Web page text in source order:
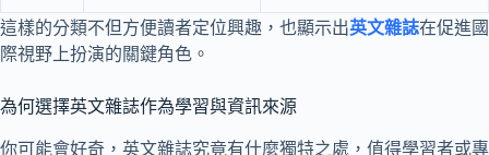
這樣的分類不但方便讀者定位興趣，也顯示出英文雜誌在促進國
際視野上扮演的關鍵角色。
為何選擇英文雜誌作為學習與資訊來源
你可能會好奇，英文雜誌究竟有什麼獨特之處，值得學習者或專